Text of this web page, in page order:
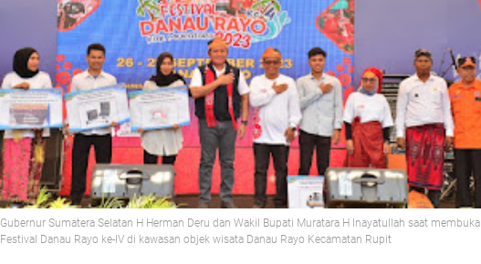
Gubernur Sumatera Selatan H Herman Deru dan Wakil Bupati Muratara H Inayatullah saat membuka
Festival Danau Rayo ke-IV di kawasan objek wisata Danau Rayo Kecamatan Rupit